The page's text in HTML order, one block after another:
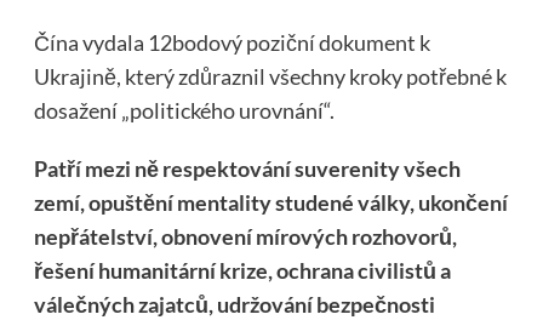
Čína vydala 12bodový poziční dokument k
Ukrajině, který zdůraznil všechny kroky potřebné k
dosažení „politického urovnání“.
Patří mezi ně respektování suverenity všech
zemí, opuštění mentality studené války, ukončení
nepřátelství, obnovení mírových rozhovorů,
řešení humanitární krize, ochrana civilistů a
válečných zajatců, udržování bezpečnosti